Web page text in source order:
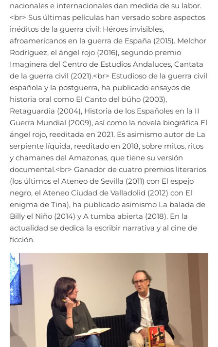
nacionales e internacionales dan medida de su labor.
<br> Sus últimas películas han versado sobre aspectos
inéditos de la guerra civil: Héroes invisibles,
afroamericanos en la guerra de España (2015). Melchor
Rodríguez, el ángel rojo (2016), segundo premio
Imaginera del Centro de Estudios Andaluces, Cantata
de la guerra civil (2021).<br> Estudioso de la guerra civil
española y la postguerra, ha publicado ensayos de
historia oral como El Canto del búho (2003),
Retaguardia (2004), Historia de los Españoles en la II
Guerra Mundial (2009), así como la novela biográfica El
ángel rojo, reeditada en 2021. Es asimismo autor de La
serpiente líquida, reeditado en 2018, sobre mitos, ritos
y chamanes del Amazonas, que tiene su versión
documental.<br> Ganador de cuatro premios literarios
(los últimos el Ateneo de Sevilla (2011) con El espejo
negro, el Ateneo Ciudad de Valladolid (2012) con El
enigma de Tina), ha publicado asimismo La balada de
Billy el Niño (2014) y A tumba abierta (2018). En la
actualidad se dedica la escribir narrativa y al cine de
ficción.